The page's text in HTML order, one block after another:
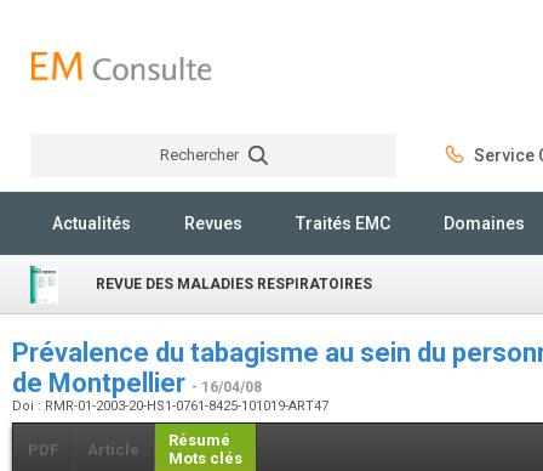
Rechercher Service
Actualités Revues Traités EMC Domaines
REVUE DES MALADIES RESPIRATOIRES
Prévalence du tabagisme au sein du
de Montpellier - 16/04/08
Doi : RMR-01-2003-20-HS1-0761-8425-101019-ART47
PDF Article
Résumé
Mots clés